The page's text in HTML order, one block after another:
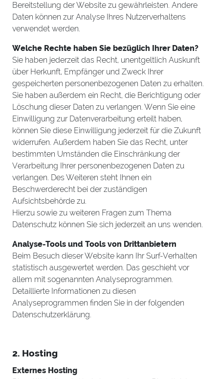
Bereitstellung der Website zu gewährleisten. Andere
Daten können zur Analyse Ihres Nutzerverhaltens
verwendet werden.
Welche Rechte haben Sie bezüglich Ihrer Daten?
Sie haben jederzeit das Recht, unentgeltlich Auskunft
über Herkunft, Empfänger und Zweck Ihrer
gespeicherten personenbezogenen Daten zu erhalten.
Sie haben außerdem ein Recht, die Berichtigung oder
Löschung dieser Daten zu verlangen. Wenn Sie eine
Einwilligung zur Datenverarbeitung erteilt haben,
können Sie diese Einwilligung jederzeit für die Zukunft
widerrufen. Außerdem haben Sie das Recht, unter
bestimmten Umständen die Einschränkung der
Verarbeitung Ihrer personenbezogenen Daten zu
verlangen. Des Weiteren steht Ihnen ein
Beschwerderecht bei der zuständigen
Aufsichtsbehörde zu.
Hierzu sowie zu weiteren Fragen zum Thema
Datenschutz können Sie sich jederzeit an uns wenden.
Analyse-Tools und Tools von Drittanbietern
Beim Besuch dieser Website kann Ihr Surf-Verhalten
statistisch ausgewertet werden. Das geschieht vor
allem mit sogenannten Analyseprogrammen.
Detaillierte Informationen zu diesen
Analyseprogrammen finden Sie in der folgenden
Datenschutzerklärung.
2. Hosting
Externes Hosting